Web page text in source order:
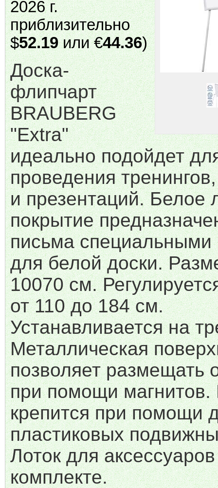
2026 г.
приблизительно
$52.19или €44.36)
Доска-
флипчарт
BRAUBERG
"Extra"
идеально подойдет
проведения
и презентаций. Белое
покрытие
письма
для белой доски.
10070 см.
от 110 до 184 см.
Устанавливается на
Металлическая
позволяет размещать
при помощи магнитов.
крепится при помощи
пластиковых
Лоток для
комплекте.